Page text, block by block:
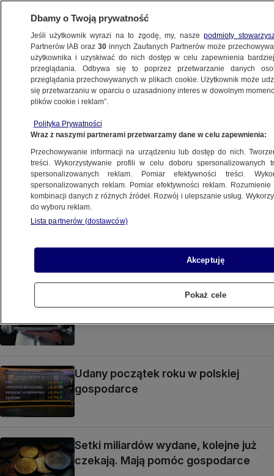
BIZNES
Z KRAJU
Dostałeś wezwanie z urzędu
skarbowego? Podpowiadamy, jak się
zachować
InPost miał dostarczać rządową
korespondencję. Przetarg
uniważniony
Wieczór w TVN24 BiŚ. Poglądy
kandydatów a polityka zagraniczna
GIODO: Polak średnio po roku
Udany początek roku w polskiej
gospodarce
Setki miliardów wydane, kolejne już
czekają. Mają pomóc gospodarce
Dbamy o Twoją prywatność
Jeśli użytkownik wyrazi na to zgodę, my, naszepodmioty
Partnerów IAB oraz30 innych Zaufanych Partnerów może
użytkownika i uzyskiwać do nich dostęp w celu zapewnienia
przeglądania. Odbywa się to poprzez przetwarzanie danych
przeglądania przechowywanych w plikach cookie. Użytkownik może
się przetwarzaniu w oparciu o uzasadniony interes w dowolnym
plików cookie i reklam”.
Polityka Prywatności
Wraz z naszymi partnerami przetwarzamy dane w celu zapewnienia:
Przechowywanie informacji na urządzeniu lub dostęp do nich.
treści. Wykorzystywanie profili w celu doboru spersonalizowanych
spersonalizowanych reklam. Pomiar efektywności treści.
spersonalizowanych reklam. Pomiar efektywności reklam.
kombinacji danych z różnych źródeł. Rozwój i ulepszanie usług.
do wyboru reklam.
Lista partnerów (dostawców)
Akceptuję
Pokaż cele